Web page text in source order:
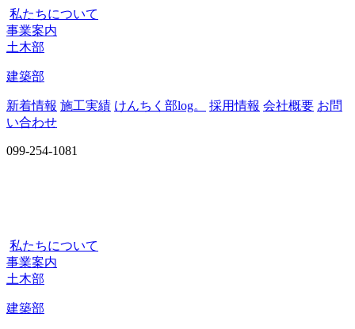
私たちについて
事業案内
土木部
建築部
新着情報 施工実績 けんちく部log。 採用情報 会社概要 お問
い合わせ
099-254-1081
私たちについて
事業案内
土木部
建築部